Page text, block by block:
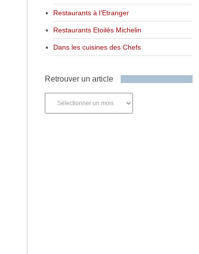
Restaurants à l’Etranger
Restaurants Etoilés Michelin
Dans les cuisines des Chefs
Retrouver un article